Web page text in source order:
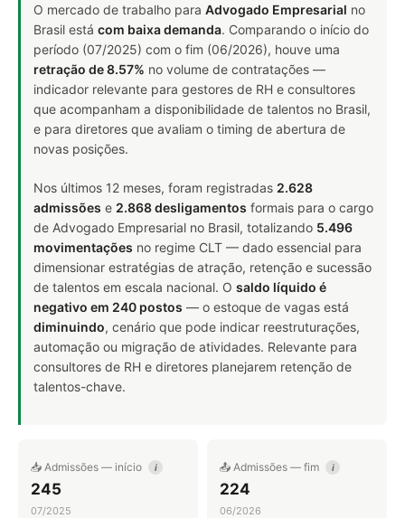
O mercado de trabalho para Advogado Empresarial no
Brasil está com baixa demanda. Comparando o início do
período (07/2025) com o fim (06/2026), houve uma
retração de 8.57% no volume de contratações —
indicador relevante para gestores de RH e consultores
que acompanham a disponibilidade de talentos no Brasil,
e para diretores que avaliam o timing de abertura de
novas posições.
Nos últimos 12 meses, foram registradas 2.628
admissões e 2.868 desligamentos formais para o cargo
de Advogado Empresarial no Brasil, totalizando 5.496
movimentações no regime CLT — dado essencial para
dimensionar estratégias de atração, retenção e sucessão
de talentos em escala nacional. O saldo líquido é
negativo em 240 postos — o estoque de vagas está
diminuindo, cenário que pode indicar reestruturações,
automação ou migração de atividades. Relevante para
consultores de RH e diretores planejarem retenção de
talentos-chave.
📥 Admissões — início i
245
07/2025
📤 Admissões — fim i
224
06/2026